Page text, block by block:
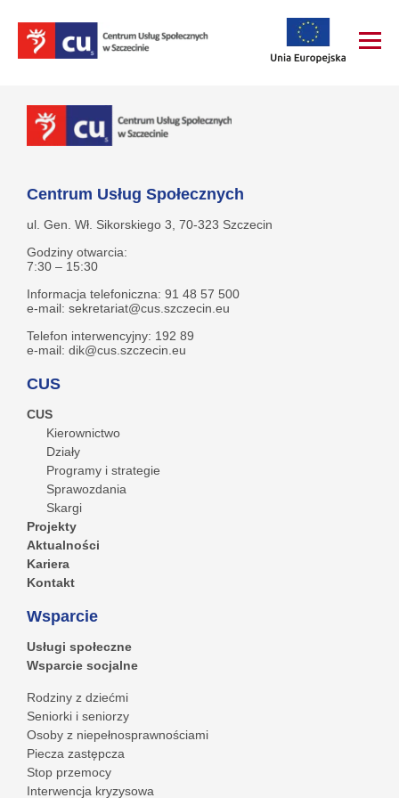
Centrum Usług Społecznych
ul. Gen. Wł. Sikorskiego 3, 70-323 Szczecin
Godziny otwarcia:
7:30 – 15:30
Informacja telefoniczna: 91 48 57 500
e-mail: sekretariat@cus.szczecin.eu
Telefon interwencyjny: 192 89
e-mail: dik@cus.szczecin.eu
CUS
CUS
Kierownictwo
Działy
Programy i strategie
Sprawozdania
Skargi
Projekty
Aktualności
Kariera
Kontakt
Wsparcie
Usługi społeczne
Wsparcie socjalne
Rodziny z dziećmi
Seniorki i seniorzy
Osoby z niepełnosprawnościami
Piecza zastępcza
Stop przemocy
Interwencja kryzysowa